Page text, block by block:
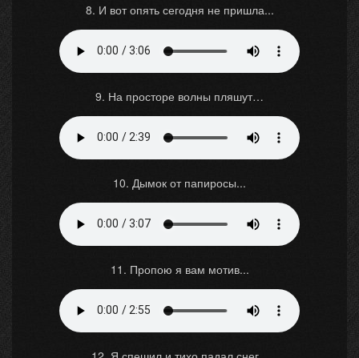
8. И вот опять сегодня не пришла...
9. На просторе волны пляшут…
10. Дымок от папиросы...
11. Пропою я вам мотив...